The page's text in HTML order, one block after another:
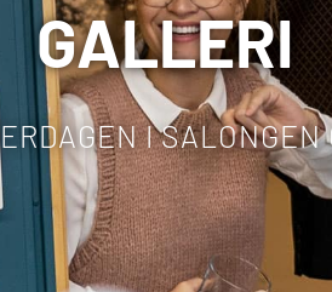
GALLERI
I SALONGEN